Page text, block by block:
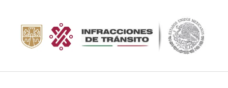
contenido